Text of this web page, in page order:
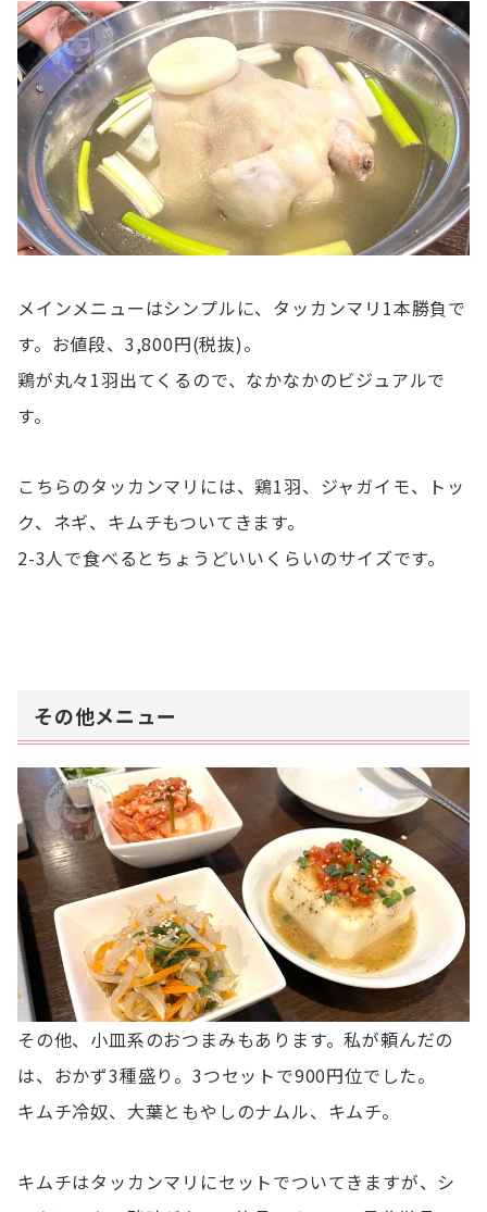
メインメニューはシンプルに、タッカンマリ1本勝負で
す。お値段、3,800円(税抜)。
鶏が丸々1羽出てくるので、なかなかのビジュアルで
す。
こちらのタッカンマリには、鶏1羽、ジャガイモ、トッ
ク、ネギ、キムチもついてきます。
2-3人で食べるとちょうどいいくらいのサイズです。
その他メニュー
その他、小皿系のおつまみもあります。私が頼んだの
は、おかず3種盛り。3つセットで900円位でした。
キムチ冷奴、大葉ともやしのナムル、キムチ。
キムチはタッカンマリにセットでついてきますが、シ